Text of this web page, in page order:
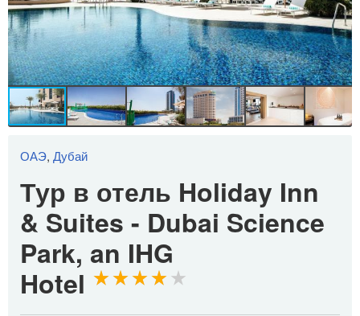
ОАЭ, Дубай
Тур в отель Holiday Inn
& Suites - Dubai Science
Park, an IHG
Hotel